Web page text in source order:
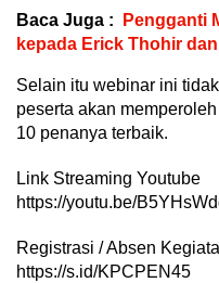
Baca Juga :
Pengganti
kepada Erick Thohir dan
Selain itu webinar ini
peserta akan
10 penanya terbaik.
Link Streaming Youtube
https://youtu.be/
Registrasi / Absen
https://s.id/KPCPEN45